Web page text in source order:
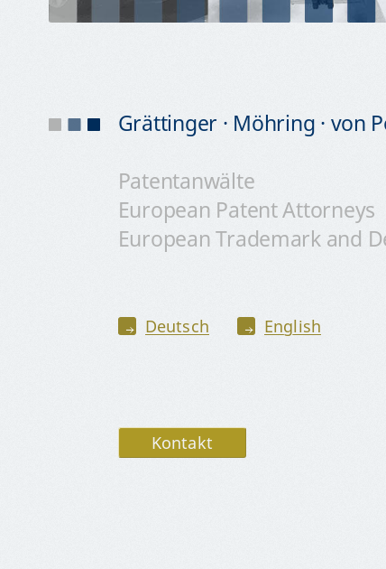
Grättinger · Möhring · von
Patentanwälte
European Patent Attorneys
European Trademark and
Deutsch English
Kontakt